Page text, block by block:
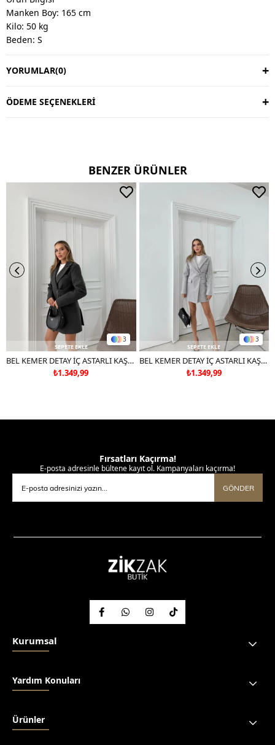
Manken Boy: 165 cm
Kilo: 50 kg
Beden: S
Değişim & İade
Değişim süresi 3 iş günüdür.
Ters çevirerek yıkayınız.
Çift renkli ürünlerde yıkama mendili kullanınız.
Deri ve süet ürünleri makinede yıkamayınız, kuru temizleme
tercih ediniz.
YORUMLAR(0)
ÖDEME SEÇENEKLERI
BENZER ÜRÜNLER
3
SEPETE EKLE
BEL KEMER DETAY İÇ ASTARLI KAŞE KABAN ANTRASİT
₺1.349,99
3
SEPETE EKLE
BEL KEMER DETAY İÇ ASTARLI KAŞE KABAN GRİ
₺1.349,99
Fırsatları Kaçırma!
E-posta adresinle bültene kayıt ol. Kampanyaları kaçırma!
GÖNDER
Kurumsal
Yardım Konuları
Ürünler